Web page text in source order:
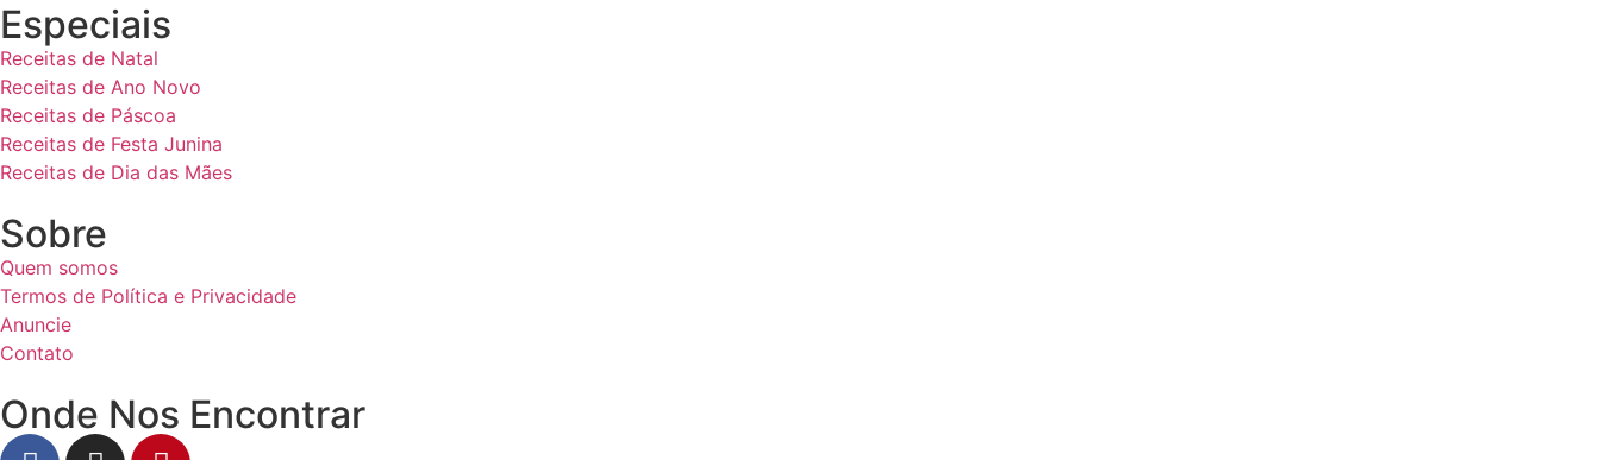
Especiais
Receitas de Natal
Receitas de Ano Novo
Receitas de Páscoa
Receitas de Festa Junina
Receitas de Dia das Mães
Sobre
Quem somos
Termos de Política e Privacidade
Anuncie
Contato
Onde Nos Encontrar